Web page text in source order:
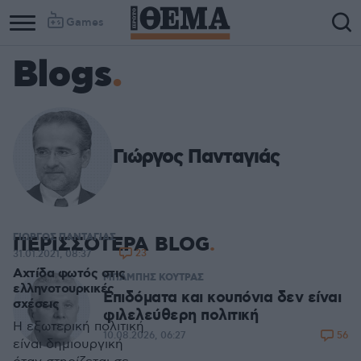
Games
Blogs
Γιώργος Πανταγιάς
ΠΕΡΙΣΣΟΤΕΡΑ BLOG
ΜΠΑΜΠΗΣ ΚΟΥΤΡΑΣ
Επιδόματα και κουπόνια δεν είναι
φιλελεύθερη πολιτική
10.08.2026, 06:27 56
ΓΙΩΡΓΟΣ ΠΑΝΤΑΓΙΑΣ
Αχτίδα φωτός στις
ελληνοτουρκικές
σχέσεις
Η εξωτερική πολιτική
είναι δημιουργική
31.01.2021, 08:37 23